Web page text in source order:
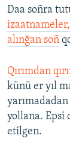
Daa soñra
alınğan soñ
Qırımdan
künü er yıl
yollana. Epsi
etilgen.